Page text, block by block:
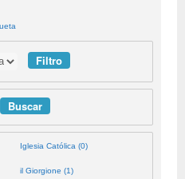
Iglesia Católica (0)
il Giorgione (1)